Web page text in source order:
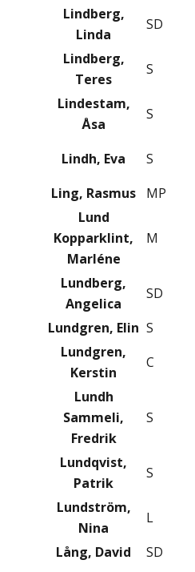
Lindberg,
Linda
SD
Lindberg,
Teres
S
Lindestam,
Åsa
S
Lindh, Eva S
Ling, Rasmus
MP
Lund
Kopparklint,
Marléne
M
Lundberg,
Angelica
SD
Lundgren, Elin S
Lundgren,
Kerstin
C
Lundh
Sammeli,
Fredrik
S
Lundqvist,
Patrik
S
Lundström,
Nina
L
Lång, David
SD